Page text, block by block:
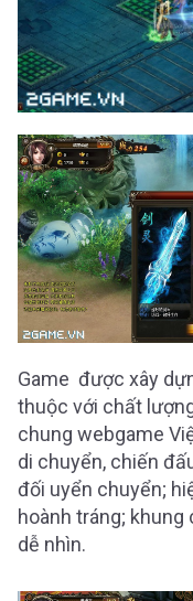
Game được xây
thuộc với chất
chung webgame
di chuyển, chiến
đối uyển chuyển;
hoành tráng;
dễ nhìn.